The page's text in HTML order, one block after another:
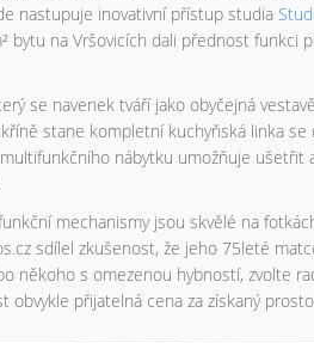
nastupuje inovativní přístup studia
bytu na Vršovicích dali přednost funkci
se navenek tváří jako obyčejná
stane kompletní kuchyňská linka
nábytku umožňuje ušetřit
mechanismy jsou skvělé na
sdílel zkušenost, že jeho 75leté
někoho s omezenou hybností, zvolte
přijatelná cena za získaný